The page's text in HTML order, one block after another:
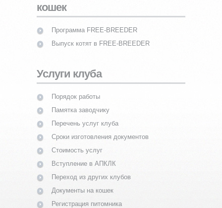
кошек
Программа FREE-BREEDER
Выпуск котят в FREE-BREEDER
Услуги клуба
Порядок работы
Памятка заводчику
Перечень услуг клуба
Сроки изготовления документов
Стоимость услуг
Вступление в АПКЛК
Переход из других клубов
Документы на кошек
Регистрация питомника